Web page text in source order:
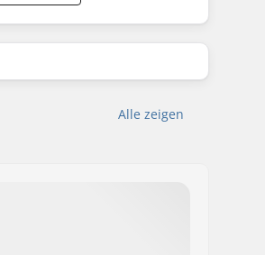
Alle zeigen